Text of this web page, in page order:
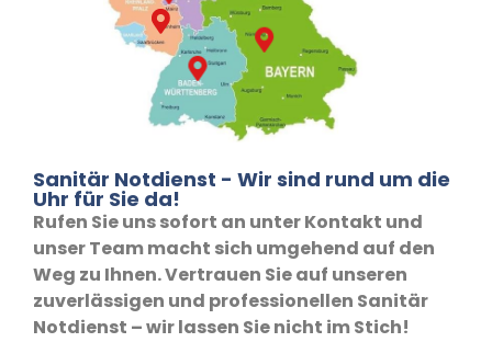
Sanitär Notdienst - Wir sind rund um die
Uhr für Sie da!
Rufen Sie uns sofort an unter Kontakt und
unser Team macht sich umgehend auf den
Weg zu Ihnen. Vertrauen Sie auf unseren
zuverlässigen und professionellen Sanitär
Notdienst – wir lassen Sie nicht im Stich!